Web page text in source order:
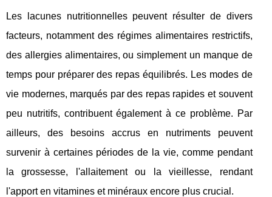
Les lacunes nutritionnelles peuvent résulter de divers
facteurs, notamment des régimes alimentaires restrictifs,
des allergies alimentaires, ou simplement un manque de
temps pour préparer des repas équilibrés. Les modes de
vie modernes, marqués par des repas rapides et souvent
peu nutritifs, contribuent également à ce problème. Par
ailleurs, des besoins accrus en nutriments peuvent
survenir à certaines périodes de la vie, comme pendant
la grossesse, l'allaitement ou la vieillesse, rendant
l'apport en vitamines et minéraux encore plus crucial.